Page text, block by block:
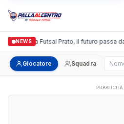
NEWS
Italgronda Futsal Prato, il futuro passa
Giocatore Squadra
PUBBLICITÀ